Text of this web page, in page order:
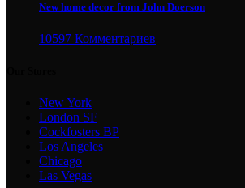
New home decor from John Doerson
10597 Комментариев
New York
London SF
Cockfosters BP
Los Angeles
Chicago
Las Vegas